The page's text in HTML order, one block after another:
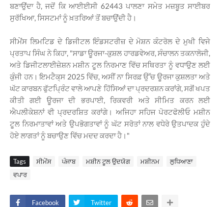
ਬਣਾਉਂਦਾ ਹੈ, ਜਦੋਂ ਕਿ ਆਈਈਸੀ 62443 ਪਾਲਣਾ ਸਮੇਤ ਮਜ਼ਬੂਤ ​​ਸਾਈਬਰ
ਸੁਰੱਖਿਆ, ਸਿਸਟਮਾਂ ਨੂੰ ਖ਼ਤਰਿਆਂ ਤੋਂ ਬਚਾਉਂਦੀ ਹੈ।
ਸੀਮੇਂਸ ਲਿਮਟਿਡ ਦੇ ਡਿਜੀਟਲ ਇੰਡਸਟਰੀਜ਼ ਦੇ ਮੋਸ਼ਨ ਕੰਟਰੋਲ ਦੇ ਮੁਖੀ ਵਿਜੇ
ਪ੍ਰਤਾਪ ਸਿੰਘ ਨੇ ਕਿਹਾ, "ਸਾਡਾ ਊਰਜਾ-ਕੁਸ਼ਲ ਹਾਰਡਵੇਅਰ, ਸੰਚਾਲਨ ਤਕਨਾਲੋਜੀ,
ਅਤੇ ਡਿਜੀਟਲਾਈਜ਼ੇਸ਼ਨ ਮਸ਼ੀਨ ਟੂਲ ਨਿਰਮਾਣ ਵਿੱਚ ਸਥਿਰਤਾ ਨੂੰ ਵਧਾਉਣ ਲਈ
ਕੁੰਜੀ ਹਨ। ਇਮਟੈਕ੍ਸ 2025 ਵਿੱਚ, ਅਸੀਂ ਨਾ ਸਿਰਫ਼ ਉੱਚ ਊਰਜਾ ਕੁਸ਼ਲਤਾ ਅਤੇ
ਘੱਟ ਕਾਰਬਨ ਫੁੱਟਪ੍ਰਿੰਟ ਵਾਲੇ ਆਪਣੇ ਹਿੱਸਿਆਂ ਦਾ ਪ੍ਰਦਰਸ਼ਨ ਕਰਾਂਗੇ, ਸਗੋਂ ਖਪਤ
ਕੀਤੀ ਗਈ ਊਰਜਾ ਦੀ ਭਰਪਾਈ, ਰਿਕਵਰੀ ਅਤੇ ਸੀਮਿਤ ਕਰਨ ਲਈ
ਐਪਲੀਕੇਸ਼ਨਾਂ ਵੀ ਪ੍ਰਦਰਸ਼ਿਤ ਕਰਾਂਗੇ। ਅਜਿਹਾ ਸਹਿਜ ਪੋਰਟਫੋਲੀਓ ਮਸ਼ੀਨ
ਟੂਲ ਨਿਰਮਾਤਾਵਾਂ ਅਤੇ ਉਪਭੋਗਤਾਵਾਂ ਨੂੰ ਘੱਟ ਸਰੋਤਾਂ ਨਾਲ ਵਧੇਰੇ ਉਤਪਾਦਕ ਹੁੰਦੇ
ਹੋਏ ਲਾਗਤਾਂ ਨੂੰ ਬਚਾਉਣ ਵਿੱਚ ਮਦਦ ਕਰਦਾ ਹੈ।"
Tags ਸੀਮੇਂਸ ਪੰਜਾਬ ਮਸ਼ੀਨ ਟੂਲ ਉਦਯੋਗ ਮਸ਼ੀਨਮ
ਲੁਧਿਆਣਾ
ਵਪਾਰ
Facebook Twitter